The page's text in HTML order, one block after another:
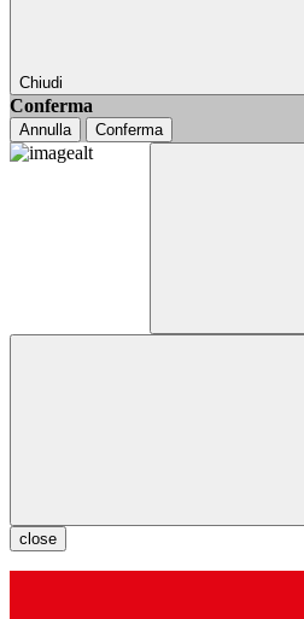
Chiudi
Conferma
Annulla Conferma
close